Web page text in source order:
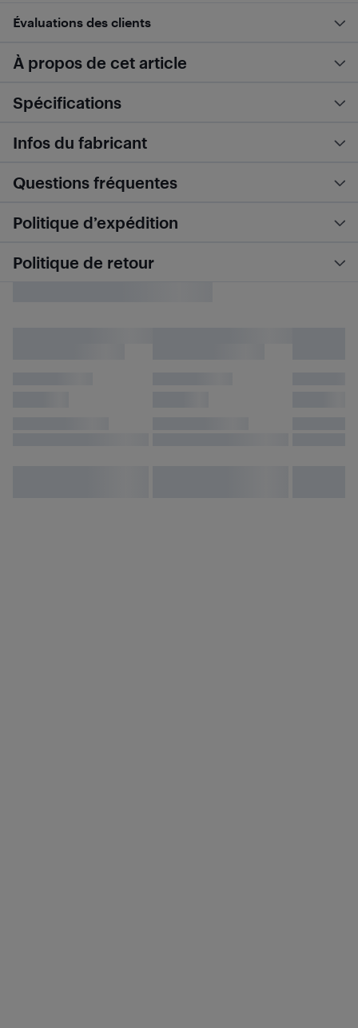
Évaluations des clients
À propos de cet article
Spécifications
Infos du fabricant
Questions fréquentes
Politique d’expédition
Politique de retour